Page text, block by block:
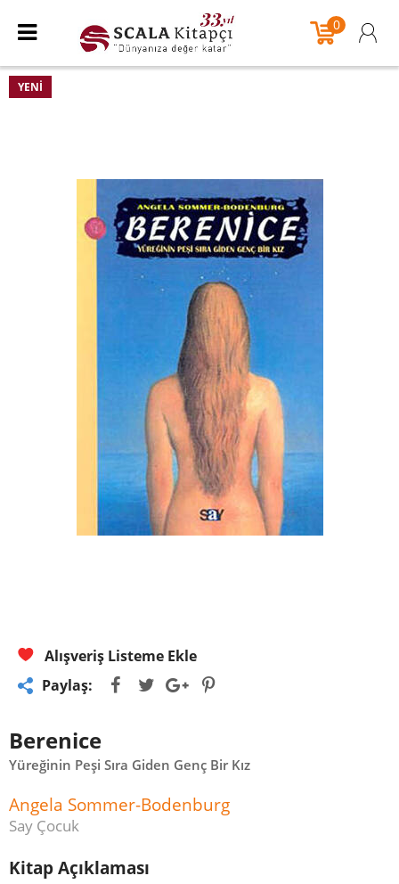
0
YENI
Alışveriş Listeme Ekle
Paylaş:
Berenice
Yüreğinin Peşi Sıra Giden Genç Bir Kız
Angela Sommer-Bodenburg
Say Çocuk
Kitap Açıklaması